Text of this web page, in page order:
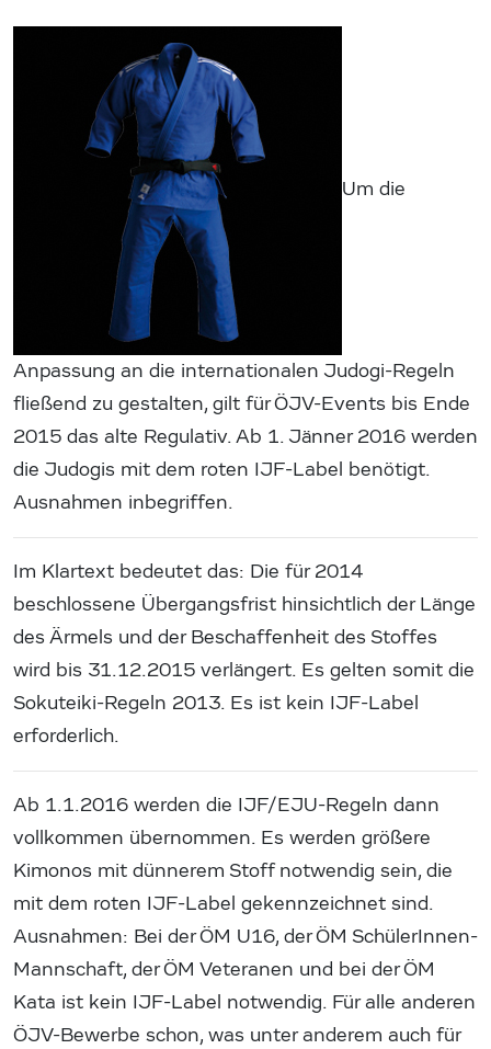
Um die
Anpassung an die internationalen Judogi-Regeln
fließend zu gestalten, gilt für ÖJV-Events bis Ende
2015 das alte Regulativ. Ab 1. Jänner 2016 werden
die Judogis mit dem roten IJF-Label benötigt.
Ausnahmen inbegriffen.
Im Klartext bedeutet das: Die für 2014
beschlossene Übergangsfrist hinsichtlich der Länge
des Ärmels und der Beschaffenheit des Stoffes
wird bis 31.12.2015 verlängert. Es gelten somit die
Sokuteiki-Regeln 2013. Es ist kein IJF-Label
erforderlich.
Ab 1.1.2016 werden die IJF/EJU-Regeln dann
vollkommen übernommen. Es werden größere
Kimonos mit dünnerem Stoff notwendig sein, die
mit dem roten IJF-Label gekennzeichnet sind.
Ausnahmen: Bei der ÖM U16, der ÖM SchülerInnen-
Mannschaft, der ÖM Veteranen und bei der ÖM
Kata ist kein IJF-Label notwendig. Für alle anderen
ÖJV-Bewerbe schon, was unter anderem auch für